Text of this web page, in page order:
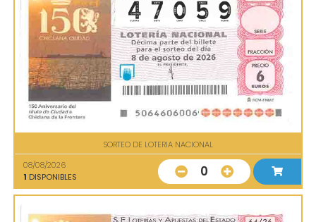
SORTEO DE LOTERIA NACIONAL
08/08/2026
1 DISPONIBLES 0